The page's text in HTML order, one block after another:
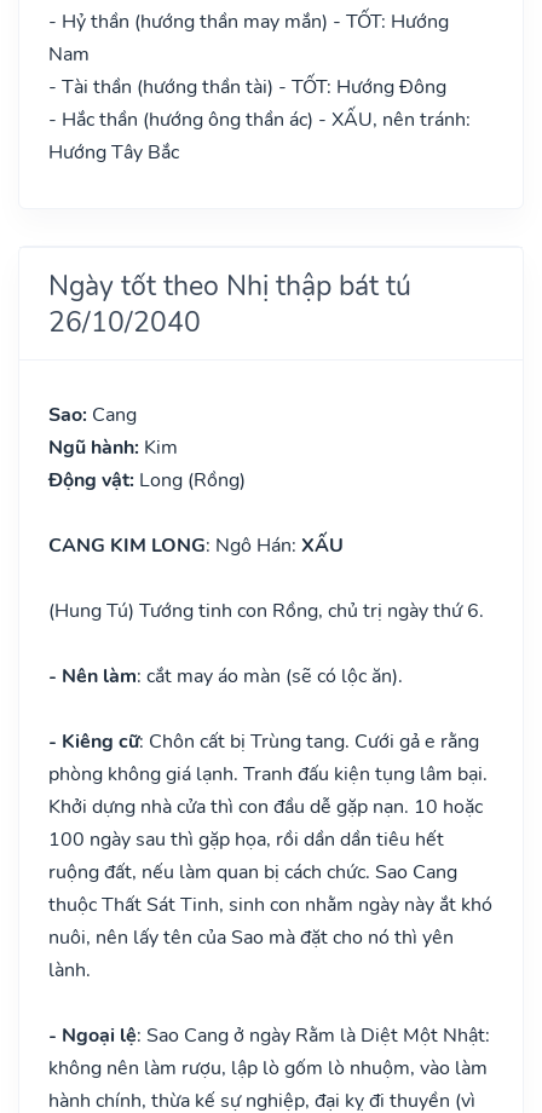
- Hỷ thần (hướng thần may mắn) - TỐT: Hướng
Nam
- Tài thần (hướng thần tài) - TỐT: Hướng Đông
- Hắc thần (hướng ông thần ác) - XẤU, nên tránh:
Hướng Tây Bắc
Ngày tốt theo Nhị thập bát tú
26/10/2040
Sao: Cang
Ngũ hành: Kim
Động vật: Long (Rồng)
CANG KIM LONG: Ngô Hán: XẤU
(Hung Tú) Tướng tinh con Rồng, chủ trị ngày thứ 6.
- Nên làm: cắt may áo màn (sẽ có lộc ăn).
- Kiêng cữ: Chôn cất bị Trùng tang. Cưới gả e rằng
phòng không giá lạnh. Tranh đấu kiện tụng lâm bại.
Khởi dựng nhà cửa thì con đầu dễ gặp nạn. 10 hoặc
100 ngày sau thì gặp họa, rồi dần dần tiêu hết
ruộng đất, nếu làm quan bị cách chức. Sao Cang
thuộc Thất Sát Tinh, sinh con nhằm ngày này ắt khó
nuôi, nên lấy tên của Sao mà đặt cho nó thì yên
lành.
- Ngoại lệ: Sao Cang ở ngày Rằm là Diệt Một Nhật:
không nên làm rượu, lập lò gốm lò nhuộm, vào làm
hành chính, thừa kế sự nghiệp, đại kỵ đi thuyền (vì